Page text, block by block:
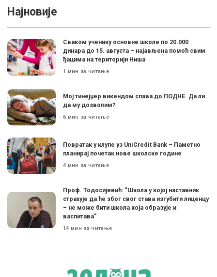
Најновије
Сваком ученику основне школе по 20.000
динара до 15. августа – најављена помоћ свим
ђацима на територији Ниша
1 мин за читање
Мој тинејџер викендом спава до ПОДНЕ. Да ли
да му дозволим?
6 мин за читање
Поврaтак у клупе уз UniCredit Bank – Паметно
планирај почетак нове школске године
4 мин за читање
Проф. Тодосијевић: ”Школа у којој наставник
страхује да ће због свог става изгубити лиценцу
– не може бити школа која образује и
васпитава”
14 мин за читање